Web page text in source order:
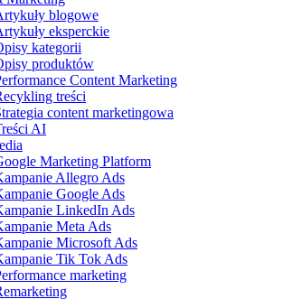
blogowe
eksperckie
kategorii
produktów
Content Marketing
treści
content marketingowa
AI
Marketing Platform
Allegro Ads
Google Ads
LinkedIn Ads
Meta Ads
Microsoft Ads
Tik Tok Ads
marketing